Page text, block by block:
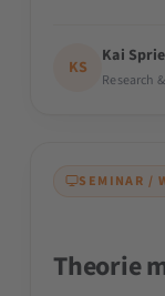
KS
Kai
SEMINAR /
Theorie